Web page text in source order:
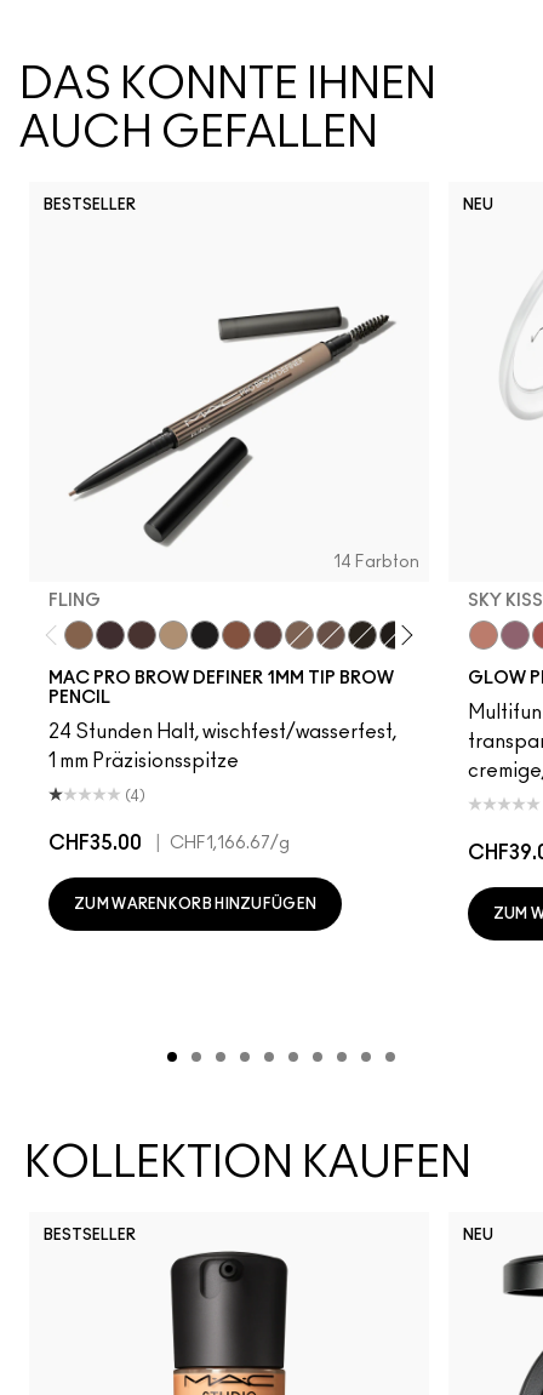
DAS KÖNNTE IHNEN
AUCH GEFALLEN
BESTSELLER
14 Farbton
FLING
MAC PRO BROW DEFINER 1MM TIP BROW
PENCIL
24 Stunden Halt, wischfest/wasserfest,
1 mm Präzisionsspitze
(4)
CHF35.00 CHF1,166.67/g
ZUM WARENKORB HINZUFÜGEN
NEU
SKY
GLOW
ZUM
KOLLEKTION KAUFEN
BESTSELLER NEU